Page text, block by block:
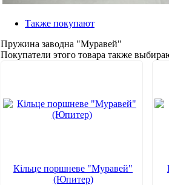
Также покупают
Пружина заводна "Муравей"
Покупатели этого товара также
Кільце поршневе "Муравей"
(Юпитер)